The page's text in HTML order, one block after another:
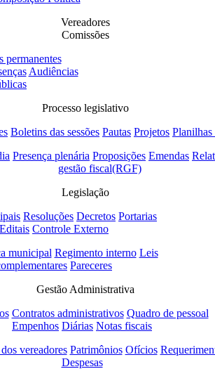
Vereadores
Comissões
permanentes
Audiências
Processo legislativo
Boletins das sessões Pautas Projetos Planilhas
Presença plenária Proposições Emendas
gestão fiscal(RGF)
Legislação
Resoluções Decretos Portarias
Editais Controle Externo
municipal Regimento interno Leis
Pareceres
Gestão Administrativa
Contratos administrativos Quadro de pessoal
Empenhos Diárias Notas fiscais
vereadores Patrimônios Ofícios
Despesas